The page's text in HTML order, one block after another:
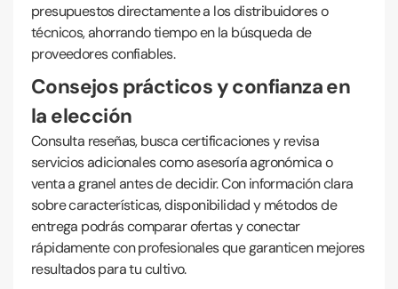
presupuestos directamente a los distribuidores o
técnicos, ahorrando tiempo en la búsqueda de
proveedores confiables.
Consejos prácticos y confianza en
la elección
Consulta reseñas, busca certificaciones y revisa
servicios adicionales como asesoría agronómica o
venta a granel antes de decidir. Con información clara
sobre características, disponibilidad y métodos de
entrega podrás comparar ofertas y conectar
rápidamente con profesionales que garanticen mejores
resultados para tu cultivo.